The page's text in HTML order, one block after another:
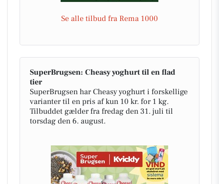
Se alle tilbud fra Rema 1000
SuperBrugsen: Cheasy yoghurt til en flad
tier
SuperBrugsen har Cheasy yoghurt i forskellige
varianter til en pris af kun 10 kr. for 1 kg.
Tilbuddet gælder fra fredag den 31. juli til
torsdag den 6. august.